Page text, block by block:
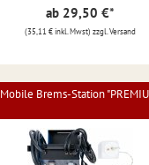
ab 29,50 €*
(35,11 € inkl. Mwst) zzgl. Versand
Mobile Brems-Station